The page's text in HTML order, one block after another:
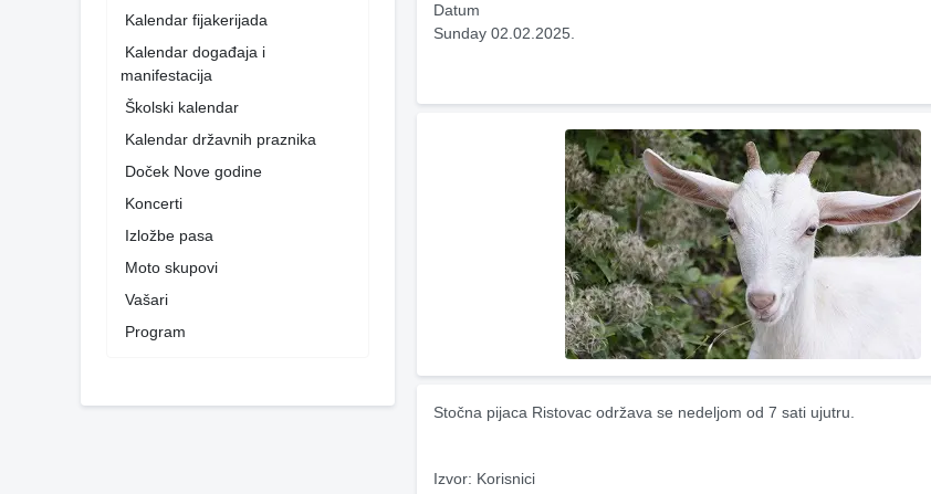
Kalendar fijakerijada
Kalendar događaja i
manifestacija
Školski kalendar
Kalendar državnih praznika
Doček Nove godine
Koncerti
Izložbe pasa
Moto skupovi
Vašari
Program
Datum
Sunday 02.02.2025.
Stočna pijaca Ristovac održava se nedeljom od 7 sati ujutru.
Izvor: Korisnici